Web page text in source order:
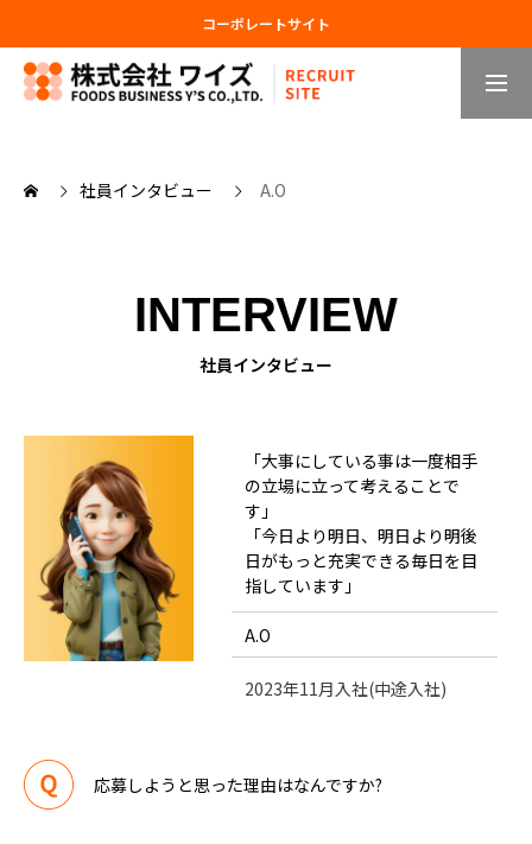
コーポレートサイト
社員採用情報 アルバイト採用情報
HOME
アルバイト･パート採用情報
採用案内
働く環境
社員インタビュー
ニュース
社員インタビュー A.O
INTERVIEW
社員インタビュー
「大事にしている事は一度相手
の立場に立って考えることで
す」
「今日より明日、明日より明後
日がもっと充実できる毎日を目
指しています」
A.O
2023年11月入社(中途入社)
応募しようと思った理由はなんですか?